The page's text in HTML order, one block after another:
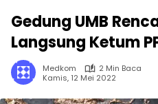
Gedung UMB
Langsung Ketum
Medkom
2 Min Baca
Kamis, 12 Mei 2022